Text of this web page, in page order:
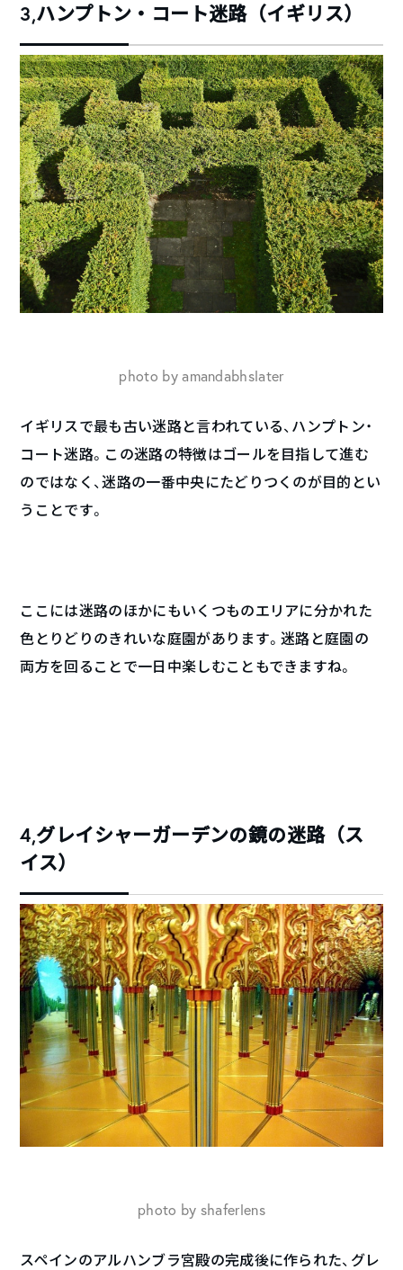
3,ハンプトン・コート迷路（イギリス）
photo by amandabhslater
イギリスで最も古い迷路と言われている、ハンプトン・
コート迷路。この迷路の特徴はゴールを目指して進む
のではなく、迷路の一番中央にたどりつくのが目的とい
うことです。
ここには迷路のほかにもいくつものエリアに分かれた
色とりどりのきれいな庭園があります。迷路と庭園の
両方を回ることで一日中楽しむこともできますね。
4,グレイシャーガーデンの鏡の迷路（ス
イス）
photo by shaferlens
スペインのアルハンブラ宮殿の完成後に作られた、グレ